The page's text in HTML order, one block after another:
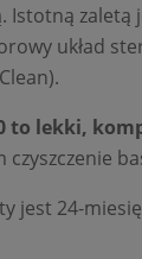
Istotną
układ
to lekki,
jest 24-